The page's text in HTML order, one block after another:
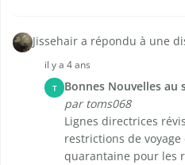
Jissehair a répondu à une
il y a 4 ans
T
Bonnes Nouvelles
par toms068
Lignes directrices
restrictions de
quarantaine pour les